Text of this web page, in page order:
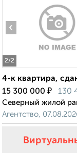
2/2
‹
4-к квартира,
15 300 000 ₽ 130
Северный жилой
Агентство,